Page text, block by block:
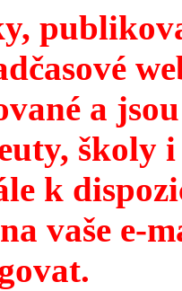
a
školy
k
vaše e-